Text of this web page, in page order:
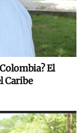
El
Caribe